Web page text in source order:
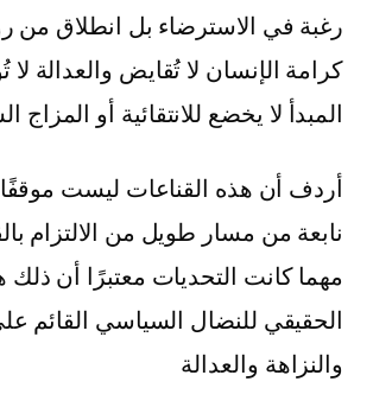
رغبة في الاسترضاء بل انطلاق من
كرامة الإنسان لا تُقايض والعدالة
المبدأ لا يخضع للانتقائية أو المزاج
أردف أن هذه القناعات ليست
نابعة من مسار طويل من الالتزام
مهما كانت التحديات معتبرًا أن ذلك
الحقيقي للنضال السياسي القائم
والنزاهة والعدالة